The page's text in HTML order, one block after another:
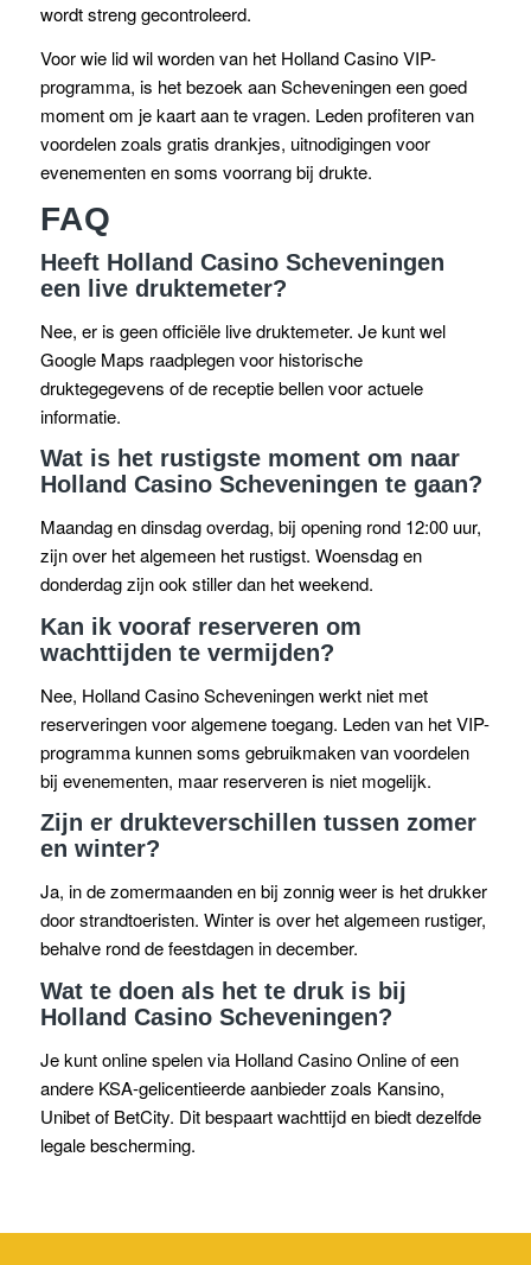
wordt streng gecontroleerd.
Voor wie lid wil worden van het Holland Casino VIP-
programma, is het bezoek aan Scheveningen een goed
moment om je kaart aan te vragen. Leden profiteren van
voordelen zoals gratis drankjes, uitnodigingen voor
evenementen en soms voorrang bij drukte.
FAQ
Heeft Holland Casino Scheveningen
een live druktemeter?
Nee, er is geen officiële live druktemeter. Je kunt wel
Google Maps raadplegen voor historische
druktegegevens of de receptie bellen voor actuele
informatie.
Wat is het rustigste moment om naar
Holland Casino Scheveningen te gaan?
Maandag en dinsdag overdag, bij opening rond 12:00 uur,
zijn over het algemeen het rustigst. Woensdag en
donderdag zijn ook stiller dan het weekend.
Kan ik vooraf reserveren om
wachttijden te vermijden?
Nee, Holland Casino Scheveningen werkt niet met
reserveringen voor algemene toegang. Leden van het VIP-
programma kunnen soms gebruikmaken van voordelen
bij evenementen, maar reserveren is niet mogelijk.
Zijn er drukteverschillen tussen zomer
en winter?
Ja, in de zomermaanden en bij zonnig weer is het drukker
door strandtoeristen. Winter is over het algemeen rustiger,
behalve rond de feestdagen in december.
Wat te doen als het te druk is bij
Holland Casino Scheveningen?
Je kunt online spelen via Holland Casino Online of een
andere KSA-gelicentieerde aanbieder zoals Kansino,
Unibet of BetCity. Dit bespaart wachttijd en biedt dezelfde
legale bescherming.